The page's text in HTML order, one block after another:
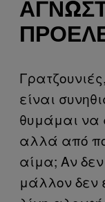
είναι
θυμάμαι να
αλλά από
αίμα; Αν
μάλλον δεν